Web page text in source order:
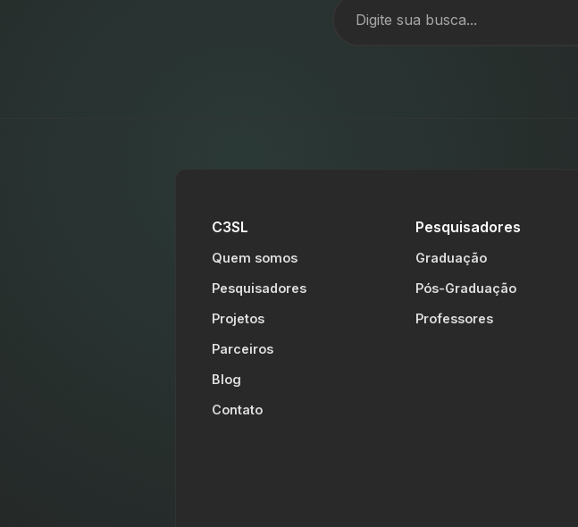
C3SL
Quem somos
Pesquisadores
Projetos
Parceiros
Blog
Contato
Pesquisadores
Graduação
Pós-Graduação
Professores